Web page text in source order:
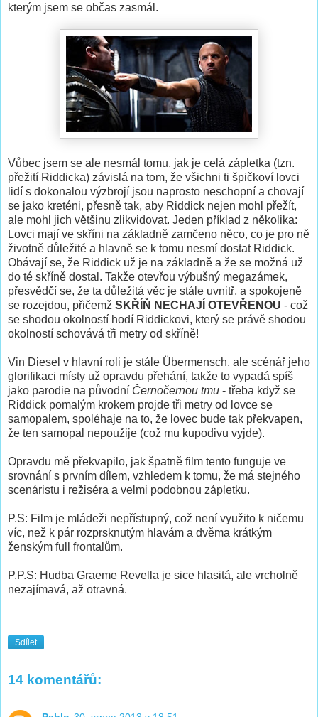
kterým jsem se občas zasmál.
Vůbec jsem se ale nesmál tomu, jak je celá zápletka (tzn.
přežití Riddicka) závislá na tom, že všichni ti špičkoví lovci
lidí s dokonalou výzbrojí jsou naprosto neschopní a chovají
se jako kreténi, přesně tak, aby Riddick nejen mohl přežít,
ale mohl jich většinu zlikvidovat. Jeden příklad z několika:
Lovci mají ve skříni na základně zamčeno něco, co je pro ně
životně důležité a hlavně se k tomu nesmí dostat Riddick.
Obávají se, že Riddick už je na základně a že se možná už
do té skříně dostal. Takže otevřou výbušný megazámek,
přesvědčí se, že ta důležitá věc je stále uvnitř, a spokojeně
se rozejdou, přičemž SKŘÍŇ NECHAJÍ OTEVŘENOU - což
se shodou okolností hodí Riddickovi, který se právě shodou
okolností schovává tři metry od skříně!
Vin Diesel v hlavní roli je stále Übermensch, ale scénář jeho
glorifikaci místy už opravdu přehání, takže to vypadá spíš
jako parodie na původní Černočernou tmu - třeba když se
Riddick pomalým krokem projde tři metry od lovce se
samopalem, spoléhaje na to, že lovec bude tak překvapen,
že ten samopal nepoužije (což mu kupodivu vyjde).
Opravdu mě překvapilo, jak špatně film tento funguje ve
srovnání s prvním dílem, vzhledem k tomu, že má stejného
scenáristu i režiséra a velmi podobnou zápletku.
P.S: Film je mládeži nepřístupný, což není využito k ničemu
víc, než k pár rozprsknutým hlavám a dvěma krátkým
ženským full frontalům.
P.P.S: Hudba Graeme Revella je sice hlasitá, ale vrcholně
nezajímavá, až otravná.
Sdílet
14 komentářů: